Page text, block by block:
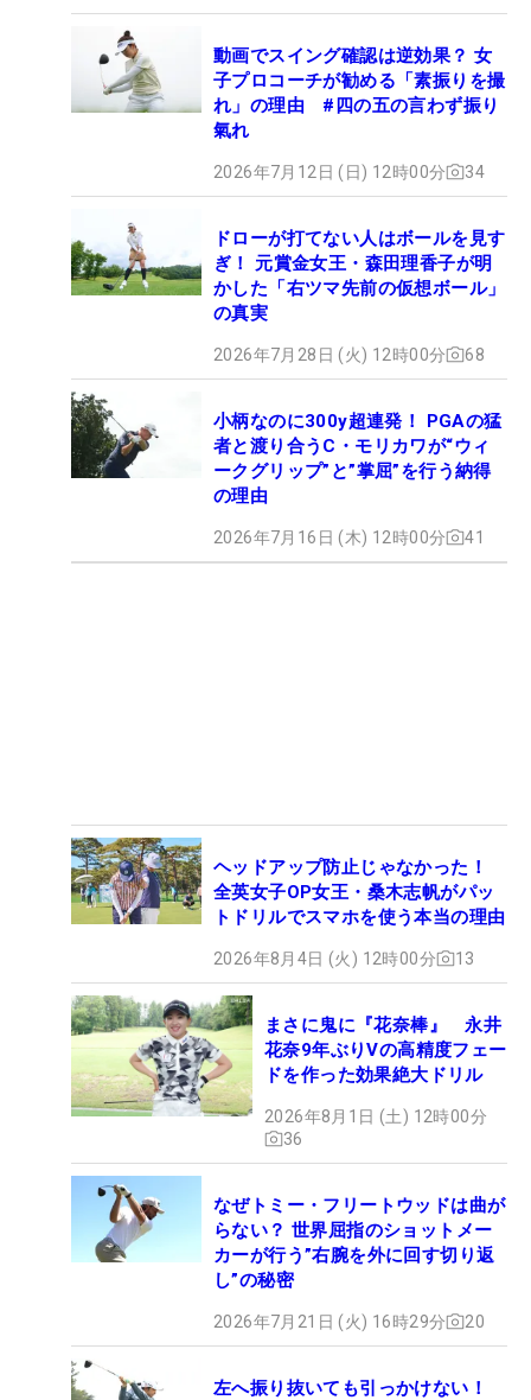
動画でスイング確認は逆効果？ 女
子プロコーチが勧める「素振りを撮
れ」の理由 #四の五の言わず振り
氣れ
2026年7月12日 (日) 12時00分 34
ドローが打てない人はボールを見す
ぎ！ 元賞金女王・森田理香子が明
かした「右ツマ先前の仮想ボール」
の真実
2026年7月28日 (火) 12時00分 68
小柄なのに300y超連発！ PGAの猛
者と渡り合うC・モリカワが“ウィ
ークグリップ”と”掌屈”を行う納得
の理由
2026年7月16日 (木) 12時00分 41
ヘッドアップ防止じゃなかった！
全英女子OP女王・桑木志帆がパッ
トドリルでスマホを使う本当の理由
2026年8月4日 (火) 12時00分 13
まさに鬼に『花奈棒』 永井
花奈9年ぶりVの高精度フェー
ドを作った効果絶大ドリル
2026年8月1日 (土) 12時00分
36
なぜトミー・フリートウッドは曲が
らない？ 世界屈指のショットメー
カーが行う”右腕を外に回す切り返
し”の秘密
2026年7月21日 (火) 16時29分 20
左へ振り抜いても引っかけない！